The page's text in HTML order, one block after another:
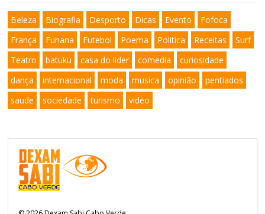
Beleza Biografia Desporto Dicas Evento
Fofoca
França
Funana Futebol Poema Politica Receitas
Surf
Teatro
batuku casa do lider comedia
curiosidade
dança
internacional moda musica opinião
pentiados
saude
sociedade turismo video